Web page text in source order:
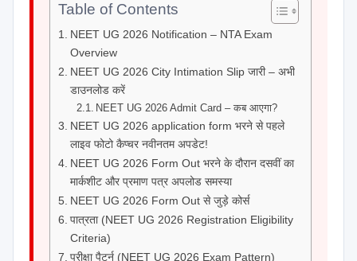
Table of Contents
NEET UG 2026 Notification – NTA Exam
Overview
NEET UG 2026 City Intimation Slip जारी – अभी
डाउनलोड करें
NEET UG 2026 Admit Card – कब आएगा?
NEET UG 2026 application form भरने से पहले
लाइव फोटो कैप्चर नवीनतम अपडेट!
NEET UG 2026 Form Out भरने के दौरान दसवीं का
मार्कशीट और प्रमाण पत्र अपलोड समस्या
NEET UG 2026 Form Out से जुड़े कोर्स
पात्रता (NEET UG 2026 Registration Eligibility
Criteria)
परीक्षा पैटर्न (NEET UG 2026 Exam Pattern)